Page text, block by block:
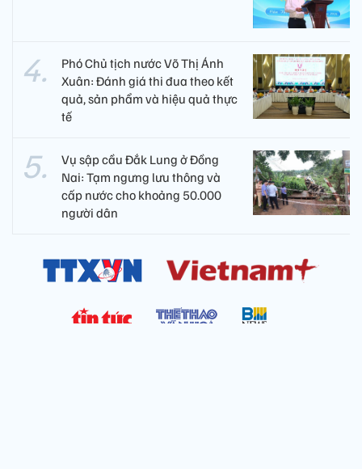
Phó Chủ tịch nước Võ Thị Ánh
Xuân: Đánh giá thi đua theo kết
quả, sản phẩm và hiệu quả thực
tế
Vụ sập cầu Đắk Lung ở Đồng
Nai: Tạm ngưng lưu thông và
cấp nước cho khoảng 50.000
người dân